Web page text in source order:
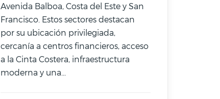
Avenida Balboa, Costa del Este y San
Francisco. Estos sectores destacan
por su ubicación privilegiada,
cercanía a centros financieros, acceso
a la Cinta Costera, infraestructura
moderna y una...